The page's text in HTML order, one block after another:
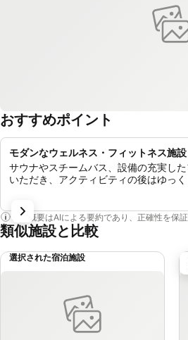
おすすめポイント
モダンなウェルネス・フィットネス施設
サウナやスチームバス、設備の充実し
いただき、アクティビティの後はゆっ
この概要はAIによる要約であり、正確性を保
類似施設と比較
選択された宿泊施設